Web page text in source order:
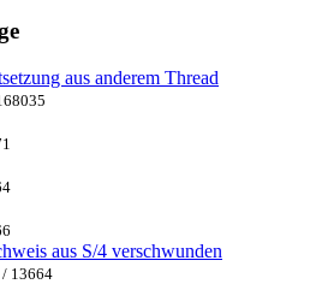
aus anderem Thread
aus S/4 verschwunden
/ 13664